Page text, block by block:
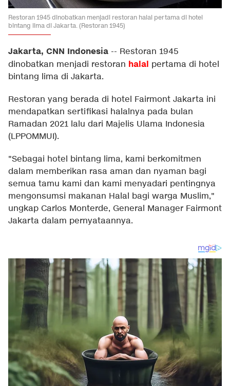
Restoran 1945 dinobatkan menjadi restoran halal pertama di hotel
bintang lima di Jakarta. (Restoran 1945)
Jakarta, CNN Indonesia -- Restoran 1945
dinobatkan menjadi restoran halal pertama di hotel
bintang lima di Jakarta.
Restoran yang berada di hotel Fairmont Jakarta ini
mendapatkan sertifikasi halalnya pada bulan
Ramadan 2021 lalu dari Majelis Ulama Indonesia
(LPPOMMUI).
"Sebagai hotel bintang lima, kami berkomitmen
dalam memberikan rasa aman dan nyaman bagi
semua tamu kami dan kami menyadari pentingnya
mengonsumsi makanan Halal bagi warga Muslim,"
ungkap Carlos Monterde, General Manager Fairmont
Jakarta dalam pernyataannya.